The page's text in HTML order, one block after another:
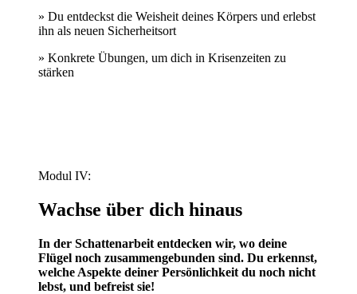
» Du entdeckst die Weisheit deines Körpers und erlebst
ihn als neuen Sicherheitsort
» Konkrete Übungen, um dich in Krisenzeiten zu
stärken
Modul IV:
Wachse über dich hinaus
In der Schattenarbeit entdecken wir, wo deine
Flügel noch zusammengebunden sind. Du erkennst,
welche Aspekte deiner Persönlichkeit du noch nicht
lebst, und befreist sie!